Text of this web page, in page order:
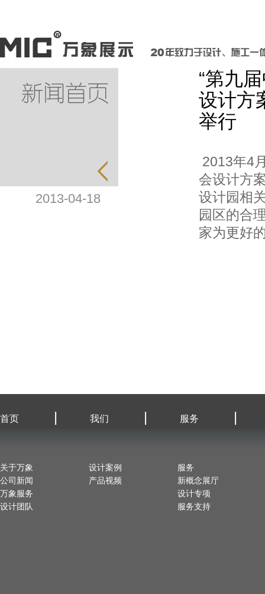
2013-04-18
“第九
设计方
举行
2013年4
会设计方
设计园相
园区的合
家为更好
首页 | 我们 | 服务 |
关于万象
公司新闻
万象服务
设计团队
设计案例
产品视频
服务
新概念展厅
设计专项
服务支持